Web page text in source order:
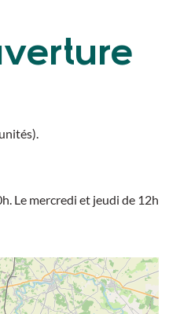
Le mercredi et jeudi de 12h